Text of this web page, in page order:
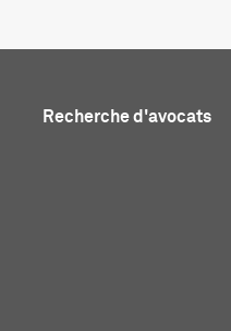
Recherche d'avocats